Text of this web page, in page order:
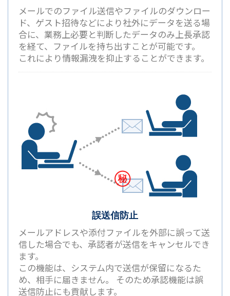
メールでのファイル送信やファイルのダウンロー
ド、ゲスト招待などにより社外にデータを送る場
合に、業務上必要と判断したデータのみ上長承認
を経て、ファイルを持ち出すことが可能です。
これにより情報漏洩を抑止することができます。
誤送信防止
メールアドレスや添付ファイルを外部に誤って送
信した場合でも、承認者が送信をキャンセルでき
ます。
この機能は、システム内で送信が保留になるた
め、相手に届きません。 そのため承認機能は誤
送信防止にも貢献します。